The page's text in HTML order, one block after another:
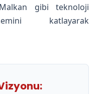
gibi teknoloji
katlayarak